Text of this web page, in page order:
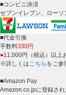
■コンビニ決済
セブンイレブン、ロー
■代金引換
手数料330円
●11,000円（税込）以上
※詳しくはこちら をご参
■Amazon Pay
Amazon.co.jpに登録さ